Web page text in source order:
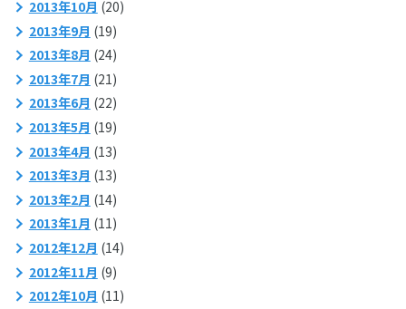
2013年10月 (20)
2013年9月 (19)
2013年8月 (24)
2013年7月 (21)
2013年6月 (22)
2013年5月 (19)
2013年4月 (13)
2013年3月 (13)
2013年2月 (14)
2013年1月 (11)
2012年12月 (14)
2012年11月 (9)
2012年10月 (11)